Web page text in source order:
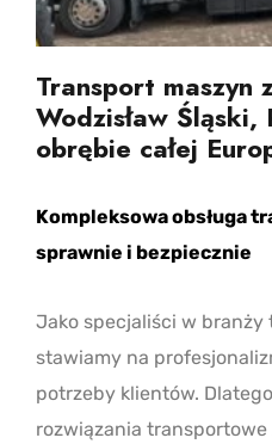
Transport maszyn
Wodzisław Śląski,
obrębie całej
Kompleksowa obsługa
sprawnie i bezpiecznie
Jako specjaliści w branży
stawiamy na
potrzeby klientów.
rozwiązania